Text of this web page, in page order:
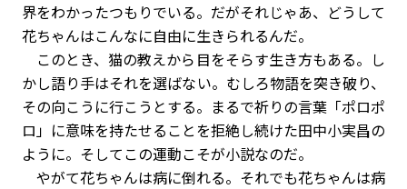
界をわかったつもりでいる。だがそれじゃあ、どうして
花ちゃんはこんなに自由に生きられるんだ。
このとき、猫の教えから目をそらす生き方もある。し
かし語り手はそれを選ばない。むしろ物語を突き破り、
その向こうに行こうとする。まるで祈りの言葉「ポロポ
ロ」に意味を持たせることを拒絶し続けた田中小実昌の
ように。そしてこの運動こそが小説なのだ。
やがて花ちゃんは病に倒れる。それでも花ちゃんは病